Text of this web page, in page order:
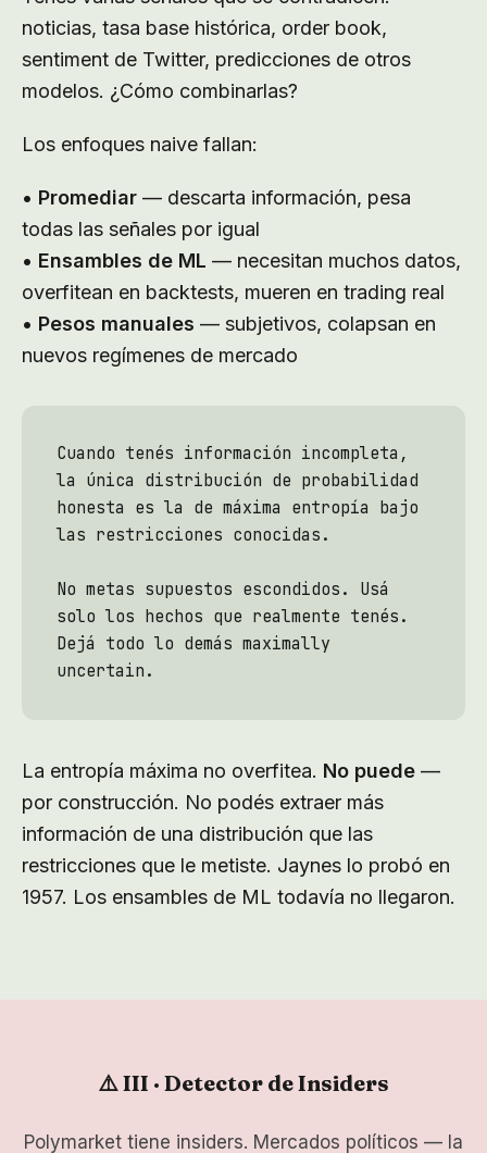
noticias, tasa base histórica, order book,
sentiment de Twitter, predicciones de otros
modelos. ¿Cómo combinarlas?
Los enfoques naive fallan:
• Promediar — descarta información, pesa
todas las señales por igual
• Ensambles de ML — necesitan muchos datos,
overfitean en backtests, mueren en trading real
• Pesos manuales — subjetivos, colapsan en
nuevos regímenes de mercado
Cuando tenés información incompleta,
la única distribución de probabilidad
honesta es la de máxima entropía bajo
las restricciones conocidas.
No metas supuestos escondidos. Usá
solo los hechos que realmente tenés.
Dejá todo lo demás maximally
uncertain.
La entropía máxima no overfitea. No puede —
por construcción. No podés extraer más
información de una distribución que las
restricciones que le metiste. Jaynes lo probó en
1957. Los ensambles de ML todavía no llegaron.
⚠️ III · Detector de Insiders
Polymarket tiene insiders. Mercados políticos — la